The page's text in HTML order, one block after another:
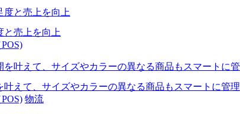
と売上を向上
叶えて、サイズやカラーの異なる商品もスマートに管理
物流